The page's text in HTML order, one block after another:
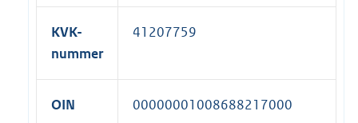
KVK-
nummer
41207759
OIN 00000001008688217000